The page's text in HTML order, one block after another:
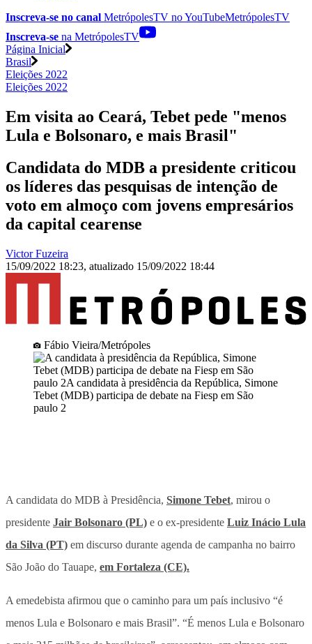
Inscreva-se no canal MetrópolesTV noYouTubeMetrópolesTV
Inscreva-se na MetrópolesTV
Página Inicial
Brasil
Eleições 2022
Eleições 2022
Em visita ao Ceará, Tebet pede "menos
Lula e Bolsonaro, e mais Brasil"
Candidata do MDB a presidente criticou
os líderes das pesquisas de intenção de
voto em almoço com jovens empresários
da capital cearense
Victor Fuzeira
15/09/2022 18:23, atualizado 15/09/2022 18:44
Fábio Vieira/Metrópoles
A candidata do MDB à Presidência, Simone Tebet, mirou o
presidente Jair Bolsonaro (PL) e o ex-presidente Luiz Inácio Lula
da Silva (PT) em discurso durante agenda de campanha no bairro
São João do Tauape, em Fortaleza (CE).
A emedebista afirmou que o caminho para um país inclusivo “é
menos Lula e Bolsonaro e mais Brasil”. “É menos Lula e Bolsonaro